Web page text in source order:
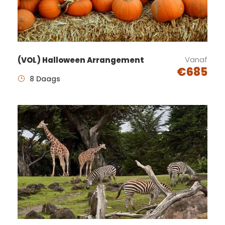
uiteraard met ­flat­screen TV.
Om u zorgeloos te laten
onze standaard, comfort of
aangepaste comfort kamer.
Wilt u genieten van een uniek
achtdaagse thema-
arrangement en zich over niks
zorgen hoeven te maken? Boek
dan een heerlijke vakantie bij
hotel de Postelhoef. U kunt uw
(VOL) Halloween Arrangement Vanaf
€685
8 Daags